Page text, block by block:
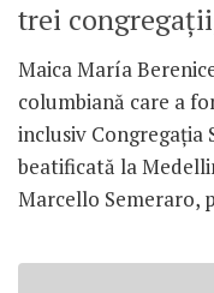
trei
Maica María
columbiană care a
inclusiv Congregația
beatificată la
Marcello Semeraro,